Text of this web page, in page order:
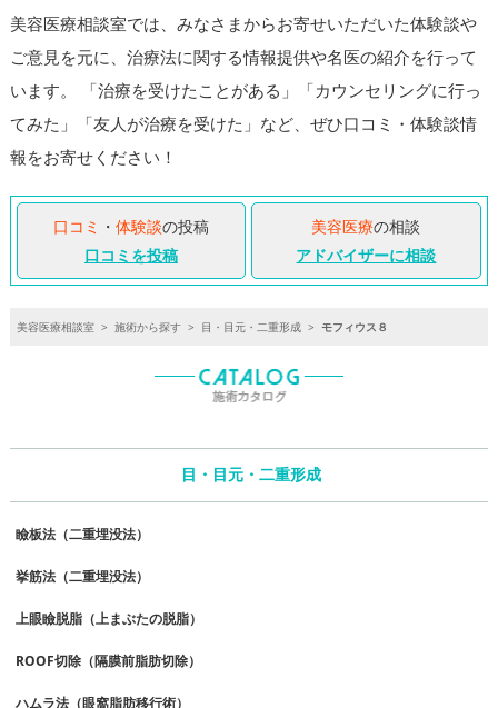
美容医療相談室では、みなさまからお寄せいただいた体験談や
ご意見を元に、治療法に関する情報提供や名医の紹介を行って
います。 「治療を受けたことがある」「カウンセリングに行っ
てみた」「友人が治療を受けた」など、ぜひ口コミ・体験談情
報をお寄せください！
口コミ ・ 体験談の投稿
口コミを投稿
美容医療の相談
アドバイザーに相談
美容医療相談室 > 施術から探す > 目・目元・二重形成 > モフィウス８
目・目元・二重形成
瞼板法（二重埋没法）
挙筋法（二重埋没法）
上眼瞼脱脂（上まぶたの脱脂）
ROOF切除（隔膜前脂肪切除）
ハムラ法（眼窩脂肪移行術）